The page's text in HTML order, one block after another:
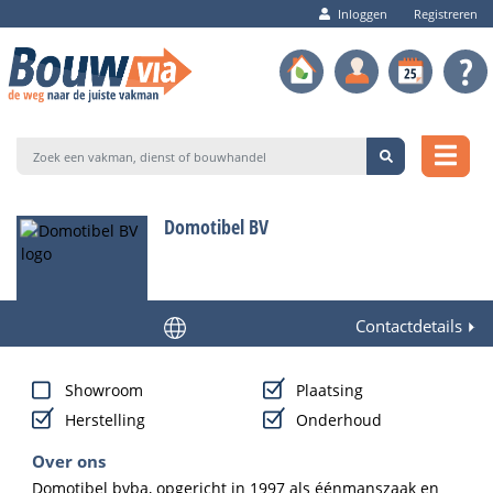
Inloggen Registreren
Domotibel BV
Contactdetails
Showroom
Plaatsing
Herstelling
Onderhoud
Over ons
Domotibel bvba, opgericht in 1997 als éénmanszaak en